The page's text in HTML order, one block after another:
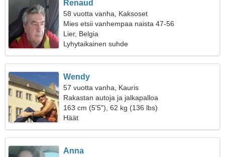
Renaud
58 vuotta vanha, Kaksoset
Mies etsii vanhempaa naista 47-56
Lier, Belgia
Lyhytaikainen suhde
Wendy
57 vuotta vanha, Kauris
Rakastan autoja ja jalkapalloa
163 cm (5'5"), 62 kg (136 lbs)
Häät
Anna